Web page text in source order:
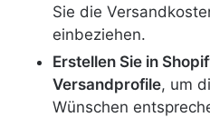
Sie die
einbeziehen.
Erstellen Sie in
Versandprofile, um
Wünschen